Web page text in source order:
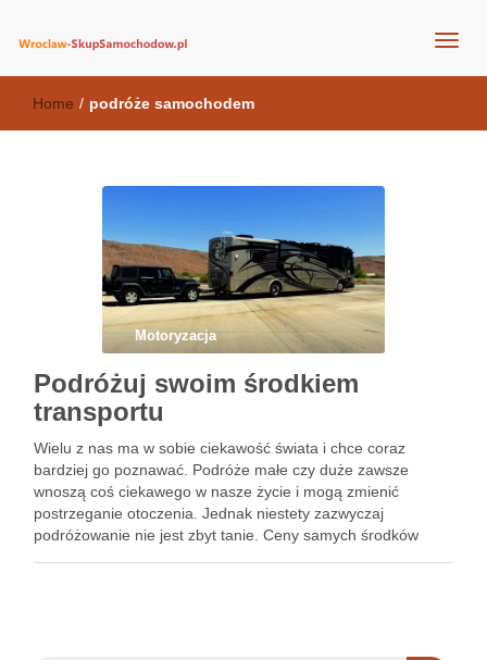
wroclaw-skupsamochodow.pl
Home / podróże samochodem
Motoryzacja
Podróżuj swoim środkiem
transportu
Wielu z nas ma w sobie ciekawość świata i chce coraz
bardziej go poznawać. Podróże małe czy duże zawsze
wnoszą coś ciekawego w nasze życie i mogą zmienić
postrzeganie otoczenia. Jednak niestety zazwyczaj
podróżowanie nie jest zbyt tanie. Ceny samych środków